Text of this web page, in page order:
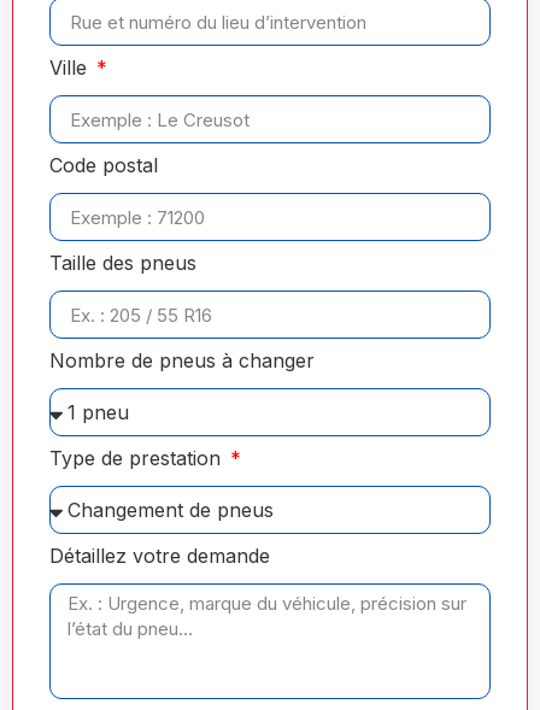
Ville
Code postal
Taille des pneus
Nombre de pneus à changer
Type de prestation
Détaillez votre demande